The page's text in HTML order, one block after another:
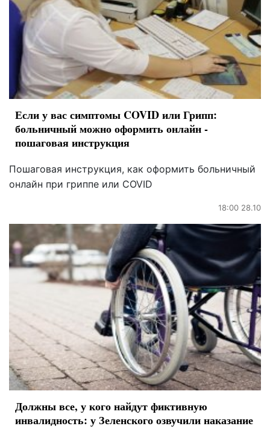
Если у вас симптомы COVID или Грипп:
больничный можно оформить онлайн -
пошаговая инструкция
Пошаговая инструкция, как оформить больничный
онлайн при гриппе или COVID
18:00 28.10
Должны все, у кого найдут фиктивную
инвалидность: у Зеленского озвучили наказание